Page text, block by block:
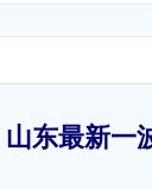
山东最新一